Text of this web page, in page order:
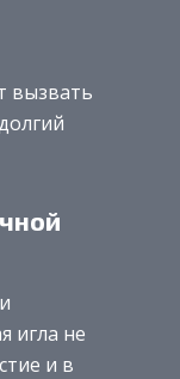
вызвать
игла не
и в